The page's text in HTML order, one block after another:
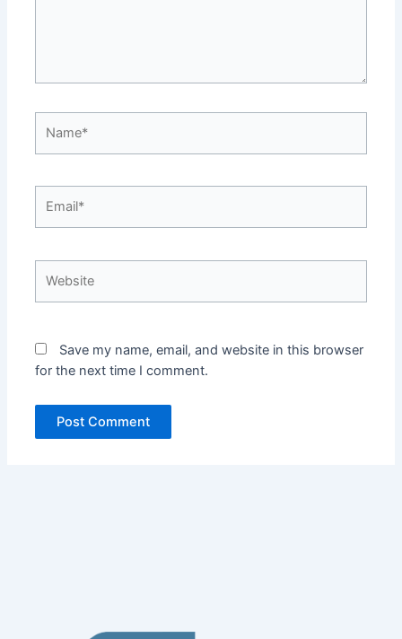
Save my name, email, and website in this browser
for the next time I comment.